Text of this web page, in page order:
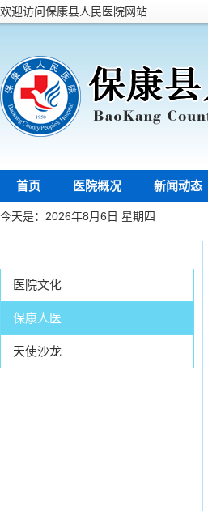
欢迎访问保康县人民医院网站
首页 医院概况 新闻动态
今天是：2026年8月6日 星期四
医院文化
保康人医
天使沙龙